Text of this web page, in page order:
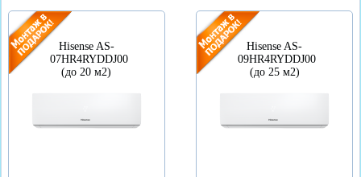
Hisense AS-
07HR4RYDDJ00
(до 20 м2)
Hisense AS-
09HR4RYDDJ00
(до 25 м2)